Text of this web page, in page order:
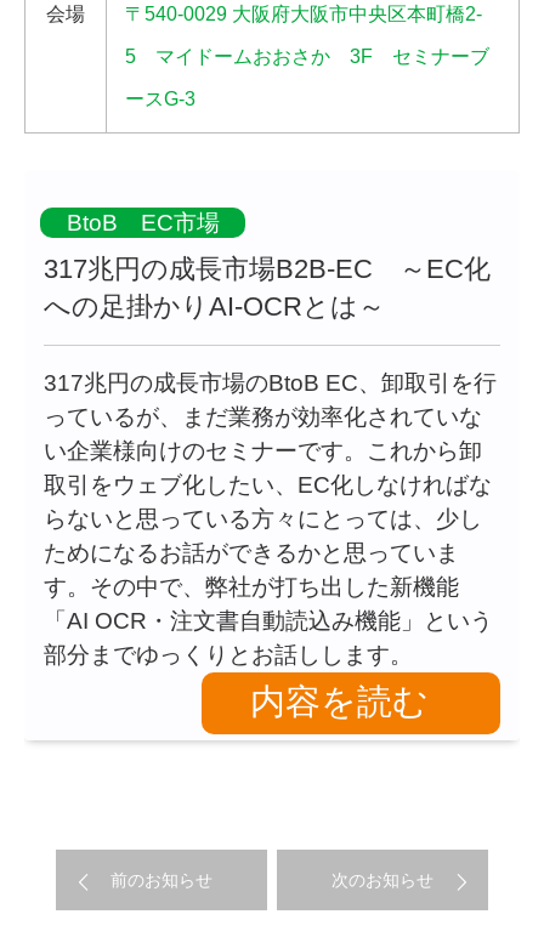
会場 〒540-0029 大阪府大阪市中央区本町橋2-
5 マイドームおおさか 3F セミナーブ
ースG-3
BtoB EC市場
317兆円の成長市場B2B-EC ～EC化
への足掛かりAI-OCRとは～
317兆円の成長市場のBtoB EC、卸取引を行
っているが、まだ業務が効率化されていな
い企業様向けのセミナーです。これから卸
取引をウェブ化したい、EC化しなければな
らないと思っている方々にとっては、少し
ためになるお話ができるかと思っていま
す。その中で、弊社が打ち出した新機能
「AI OCR・注文書自動読込み機能」という
部分までゆっくりとお話しします。
内容を読む
前のお知らせ 次のお知らせ